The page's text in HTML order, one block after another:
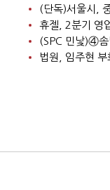
휴젤, 2분기 영
(SPC 민낯)④솜
법원, 임주현